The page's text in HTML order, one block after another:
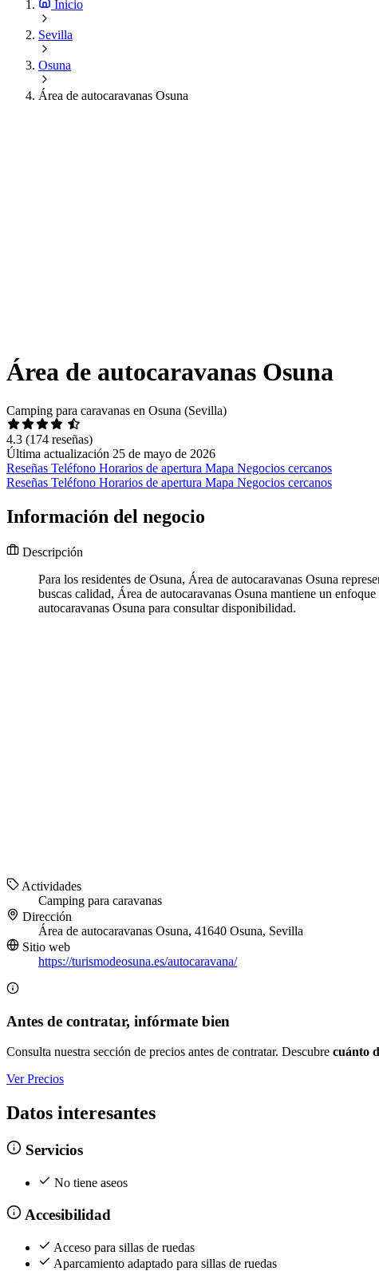
Inicio
Sevilla
Osuna
Área de autocaravanas Osuna
Área de autocaravanas Osuna
Camping para caravanas en Osuna (Sevilla)
4.3 (174 reseñas)
Última actualización 25 de mayo de 2026
Reseñas Teléfono Horarios de apertura Mapa Negocios cercanos
Reseñas Teléfono Horarios de apertura Mapa Negocios cercanos
Información del negocio
Descripción
Para los residentes de Osuna, Área de autocaravanas Osuna
buscas calidad, Área de autocaravanas Osuna mantiene un
autocaravanas Osuna para consultar disponibilidad.
Actividades
Camping para caravanas
Dirección
Área de autocaravanas Osuna, 41640 Osuna, Sevilla
Sitio web
https://turismodeosuna.es/autocaravana/
Antes de contratar, infórmate bien
Consulta nuestra sección de precios antes de contratar. Descubre cuánto
Ver Precios
Datos interesantes
Servicios
No tiene aseos
Accesibilidad
Acceso para sillas de ruedas
Aparcamiento adaptado para sillas de ruedas